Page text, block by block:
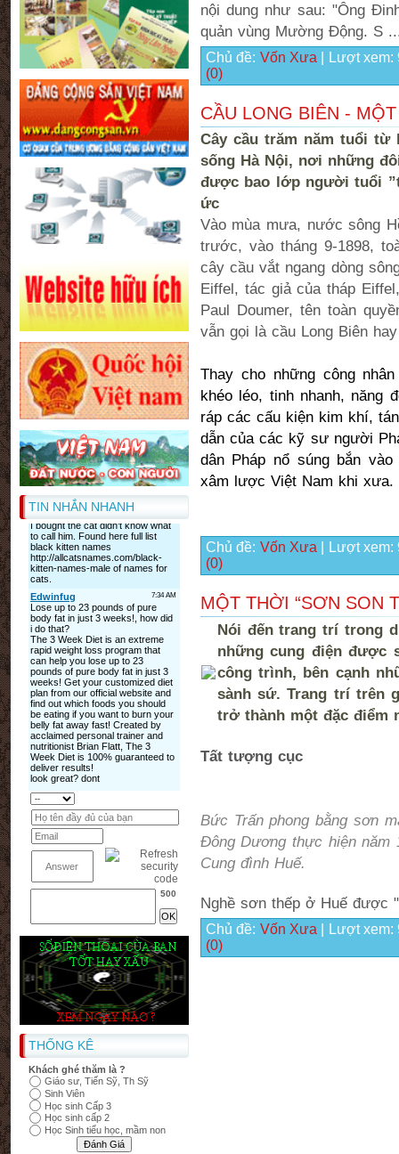
TIN NHẮN NHANH
500
THỐNG KÊ
Khách ghé thăm là ?
Giáo sư, Tiến Sỹ, Th Sỹ
Sinh Viên
Học sinh Cấp 3
Học sinh cấp 2
Học Sinh tiểu học, mầm non
nội dung như sau: "Ông
quản vùng Mường Động. S
Chủ đề: Vốn Xưa | Lượt
(0)
CẦU LONG BIÊN -
Cây cầu trăm năm tuổi từ
sống Hà Nội, nơi những
được bao lớp người tuổi
ức
Vào mùa mưa, nước sông
trước, vào tháng 9-1898,
cây cầu vắt ngang dòng
Eiffel, tác giả của tháp
Paul Doumer, tên toàn
vẫn gọi là cầu Long Biên
Thay cho những công
khéo léo, tinh nhanh, năng
ráp các cấu kiện kim khí,
dẫn của các kỹ sư người
dân Pháp nổ súng bắn
xâm lược Việt Nam khi xưa.
Chủ đề: Vốn Xưa | Lượt
(0)
MỘT THỜI “SƠN SON
Nói đến trang trí trong
những cung điện được
công trình, bên cạnh
sành sứ. Trang trí trên
trở thành một đặc điểm
Tất tượng cục
Bức Trấn phong bằng sơn
Đông Dương thực hiện năm
Cung đình Huế.
Nghề sơn thếp ở Huế được
Chủ đề: Vốn Xưa | Lượt
(0)